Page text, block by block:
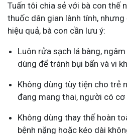
Tuấn tôi chia sẻ với bà con thế
thuốc dân gian lành tính,
hiệu quả, bà con cần lưu ý:
Luôn rửa sạch lá bàng,
dùng để tránh bụi bẩn và vi
Không dùng tùy tiện cho trẻ
đang mang thai, người có
Không dùng thay thế hoàn
bệnh nặng hoặc kéo dài